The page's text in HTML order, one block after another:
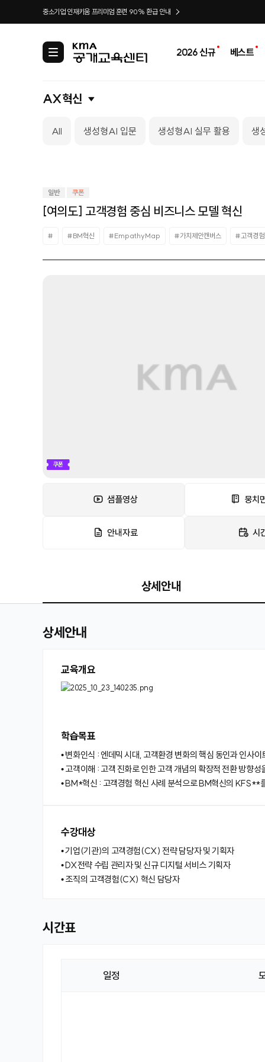
중소기업 인재키움 프리미엄 훈련 90% 환급 안내
카
테
2026 신규 베스트
AX혁신
All 생성형AI 입문 생성형AI 실무 활용 생
일반 쿠폰
[여의도] 고객경험 중심 비즈니스 모델 혁신
# #BM혁신 #EmpathyMap #가치제안캔버스 #고객경험
쿠폰
샘플영상 뭉치
안내자료 시
상세안내
상세안내
교육개요
학습목표
• 변화인식 : 엔데믹 시대, 고객환경 변화의 핵심 동인과 인사
• 고객이해 : 고객 진화로 인한 고객 개념의 확장적 전환 방향성
• BM*혁신 : 고객경험 혁신 사례 분석으로 BM혁신의
수강대상
• 기업(기관)의 고객경험(CX) 전략 담당자 및 기획자
• DX전략 수립 관리자 및 신규 디지털 서비스 기획자
• 조직의 고객경험(CX) 혁신 담당자
시간표
일정